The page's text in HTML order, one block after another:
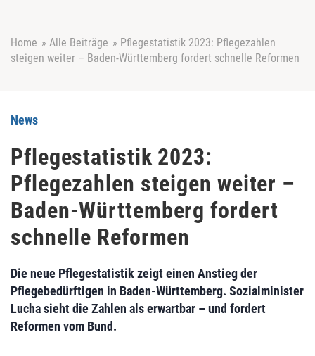
Home » Alle Beiträge » Pflegestatistik 2023: Pflegezahlen
steigen weiter – Baden-Württemberg fordert schnelle Reformen
News
Pflegestatistik 2023:
Pflegezahlen steigen weiter –
Baden-Württemberg fordert
schnelle Reformen
Die neue Pflegestatistik zeigt einen Anstieg der
Pflegebedürftigen in Baden-Württemberg. Sozialminister
Lucha sieht die Zahlen als erwartbar – und fordert
Reformen vom Bund.